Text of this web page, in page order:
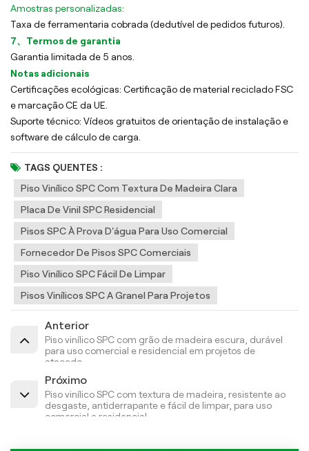
Amostras personalizadas:
Taxa de ferramentaria cobrada (dedutível de pedidos futuros).
7、Termos de garantia
Garantia limitada de 5 anos.
Notas adicionais
Certificações ecológicas: Certificação de material reciclado FSC
e marcação CE da UE.
Suporte técnico: Vídeos gratuitos de orientação de instalação e
software de cálculo de carga.
TAGS QUENTES :
Piso Vinílico SPC Com Textura De Madeira Clara
Placa De Vinil SPC Residencial
Pisos SPC À Prova D'água Para Uso Comercial
Fornecedor De Pisos SPC Comerciais
Piso Vinílico SPC Fácil De Limpar
Pisos Vinílicos SPC A Granel Para Projetos
Anterior
Piso vinílico SPC com grão de madeira escura, durável
para uso comercial e residencial em projetos de
atacado
Próximo
Piso vinílico SPC com textura de madeira, resistente ao
desgaste, antiderrapante e fácil de limpar, para uso
comercial e residencial.